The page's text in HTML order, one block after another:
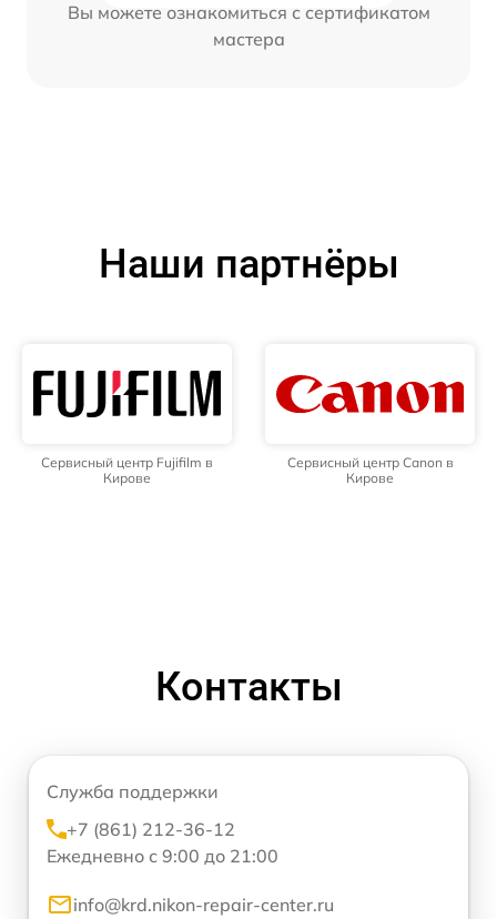
Вы можете ознакомиться с сертификатом
мастера
Наши партнёры
Сервисный центр Fujifilm в
Кирове
Сервисный центр Canon в
Кирове
Контакты
Служба поддержки
+7 (861) 212-36-12
Ежедневно с 9:00 до 21:00
info@krd.nikon-repair-center.ru